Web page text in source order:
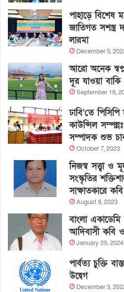
পাহাড়ে বিশেষ
জাতিগত সশস্ত্র
লারমা
December 5,
আরো অনেক
দূর যাওয়া বাকি
September 18,
ঢাবি’তে
কাউন্সিল
সম্পাদক শুভ
October 7, 2023
নিজস্ব সত্ত্বা ও
সংস্কৃতির
সাক্ষাতকারে
August 8, 2023
বাংলা একাডেমি
আদিবাসী কবি ও
January 25, 2024
পার্বত্য চুক্তি
উদ্বেগ
December 3,